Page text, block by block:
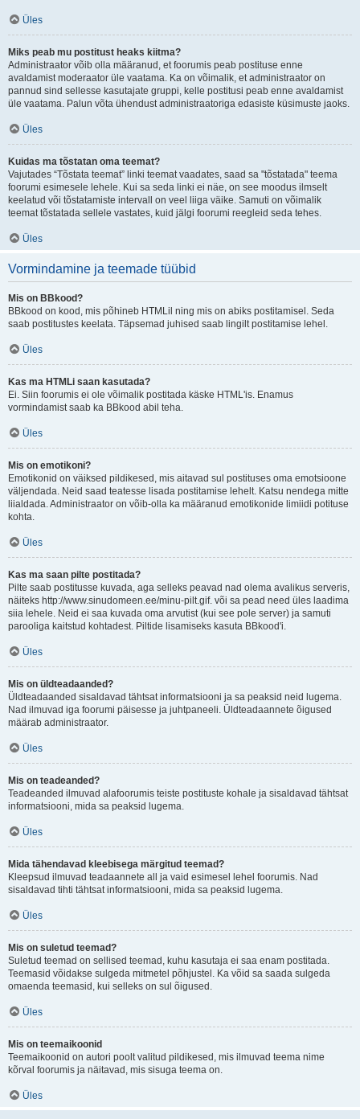
Üles
Miks peab mu postitust heaks kiitma?
Administraator võib olla määranud, et foorumis peab postituse enne
avaldamist moderaator üle vaatama. Ka on võimalik, et administraator on
pannud sind sellesse kasutajate gruppi, kelle postitusi peab enne avaldamist
üle vaatama. Palun võta ühendust administraatoriga edasiste küsimuste jaoks.
Üles
Kuidas ma tõstatan oma teemat?
Vajutades “Tõstata teemat” linki teemat vaadates, saad sa "tõstatada" teema
foorumi esimesele lehele. Kui sa seda linki ei näe, on see moodus ilmselt
keelatud või tõstatamiste intervall on veel liiga väike. Samuti on võimalik
teemat tõstatada sellele vastates, kuid jälgi foorumi reegleid seda tehes.
Üles
Vormindamine ja teemade tüübid
Mis on BBkood?
BBkood on kood, mis põhineb HTMLil ning mis on abiks postitamisel. Seda
saab postitustes keelata. Täpsemad juhised saab lingilt postitamise lehel.
Üles
Kas ma HTMLi saan kasutada?
Ei. Siin foorumis ei ole võimalik postitada käske HTML'is. Enamus
vormindamist saab ka BBkood abil teha.
Üles
Mis on emotikoni?
Emotikonid on väiksed pildikesed, mis aitavad sul postituses oma emotsioone
väljendada. Neid saad teatesse lisada postitamise lehelt. Katsu nendega mitte
liialdada. Administraator on võib-olla ka määranud emotikonide limiidi potituse
kohta.
Üles
Kas ma saan pilte postitada?
Pilte saab postitusse kuvada, aga selleks peavad nad olema avalikus serveris,
näiteks http://www.sinudomeen.ee/minu-pilt.gif. või sa pead need üles laadima
siia lehele. Neid ei saa kuvada oma arvutist (kui see pole server) ja samuti
parooliga kaitstud kohtadest. Piltide lisamiseks kasuta BBkood'i.
Üles
Mis on üldteadaanded?
Üldteadaanded sisaldavad tähtsat informatsiooni ja sa peaksid neid lugema.
Nad ilmuvad iga foorumi päisesse ja juhtpaneeli. Üldteadaannete õigused
määrab administraator.
Üles
Mis on teadeanded?
Teadeanded ilmuvad alafoorumis teiste postituste kohale ja sisaldavad tähtsat
informatsiooni, mida sa peaksid lugema.
Üles
Mida tähendavad kleebisega märgitud teemad?
Kleepsud ilmuvad teadaannete all ja vaid esimesel lehel foorumis. Nad
sisaldavad tihti tähtsat informatsiooni, mida sa peaksid lugema.
Üles
Mis on suletud teemad?
Suletud teemad on sellised teemad, kuhu kasutaja ei saa enam postitada.
Teemasid võidakse sulgeda mitmetel põhjustel. Ka võid sa saada sulgeda
omaenda teemasid, kui selleks on sul õigused.
Üles
Mis on teemaikoonid
Teemaikoonid on autori poolt valitud pildikesed, mis ilmuvad teema nime
kõrval foorumis ja näitavad, mis sisuga teema on.
Üles